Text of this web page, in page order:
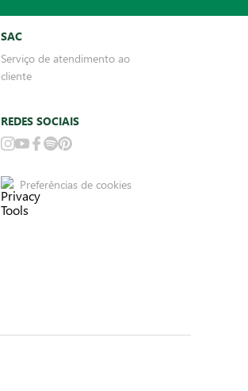
SAC
Serviço de atendimento ao
cliente
REDES SOCIAIS
Preferências de cookies